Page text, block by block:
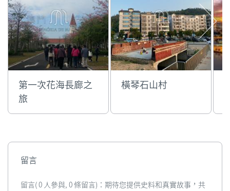
第一次花海長廊之
旅
橫琴石山村
留言
留言( 0 人參與, 0 條留言)：期待您提供史料和真實故事，共